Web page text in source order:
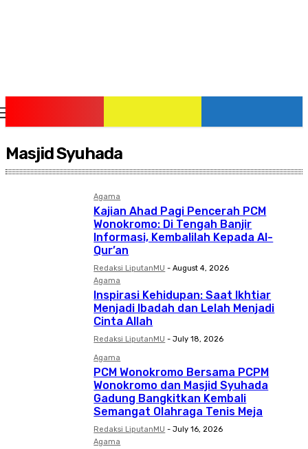
Masjid Syuhada
Agama
Kajian Ahad Pagi Pencerah PCM
Wonokromo: Di Tengah Banjir
Informasi, Kembalilah Kepada Al-
Qur’an
Redaksi LiputanMU - August 4, 2026
Agama
Inspirasi Kehidupan: Saat Ikhtiar
Menjadi Ibadah dan Lelah Menjadi
Cinta Allah
Redaksi LiputanMU - July 18, 2026
Agama
PCM Wonokromo Bersama PCPM
Wonokromo dan Masjid Syuhada
Gadung Bangkitkan Kembali
Semangat Olahraga Tenis Meja
Redaksi LiputanMU - July 16, 2026
Agama